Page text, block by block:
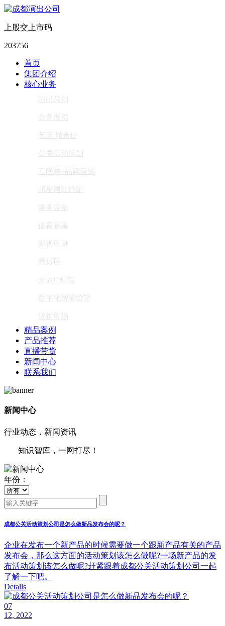
上股交上市码
203756
首页
集团介绍
核心业务
精品案例
产品推荐
直播带货
新闻中心
联系我们
新闻中心
行业动态，新闻资讯
知识智库，一网打尽！
年份：
成都公关活动策划公司是怎么做新品发布会的呢？
企业在发布一个新产品的时候需要做一个跟新产品有关的产品
发布会，那么这方面的活动策划该怎么做呢?一场新产品的发
布活动策划该怎么做呢?赶紧跟着成都公关活动策划公司一起
了解一下吧。
Details
07
12, 2022